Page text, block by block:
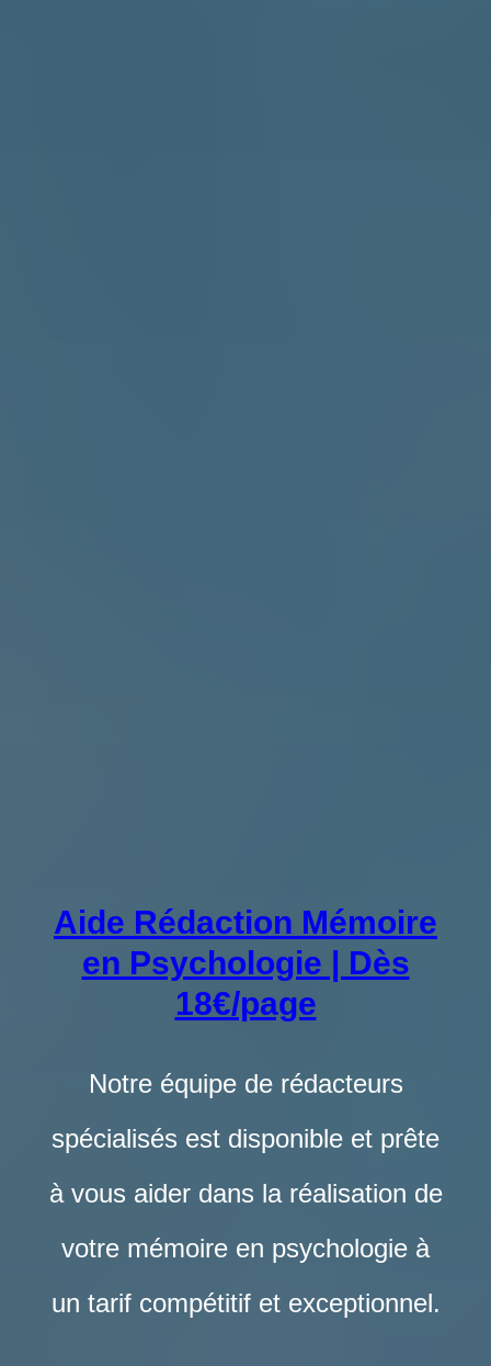
Aide Rédaction Mémoire
en Psychologie | Dès
18€/page
Notre équipe de rédacteurs
spécialisés est disponible et prête
à vous aider dans la réalisation de
votre mémoire en psychologie à
un tarif compétitif et exceptionnel.